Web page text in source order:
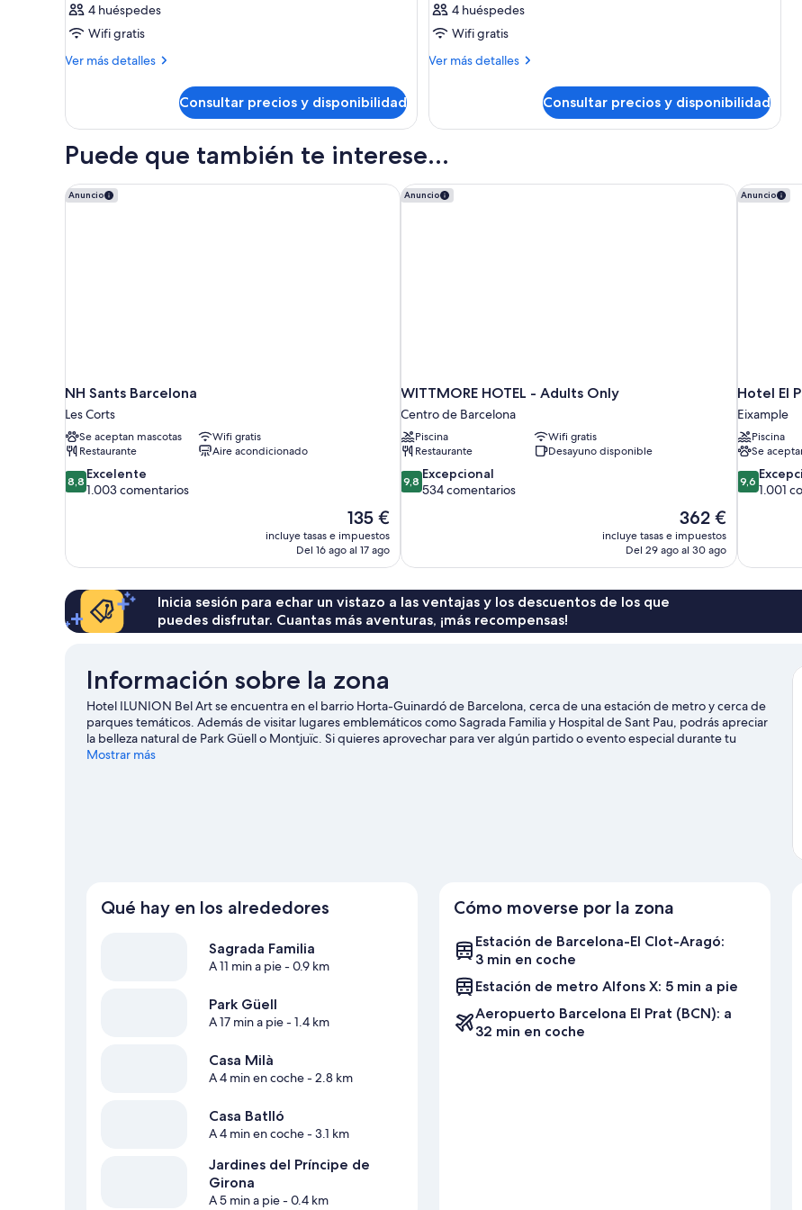
4 huéspedes
Wifi gratis
Ver más detalles
Más
Consultar precios y disponibilidad
4 huéspedes
Wifi gratis
Ver más detalles
Más
Consultar precios y disponibilidad
Puede que también te interese...
Anuncio
NH Sants Barcelona
Les Corts
Se aceptan mascotas
Wifi gratis
Restaurante
Aire acondicionado
8.8
sobre
8,8 Excelente
1.003 comentarios
El
precio
actual
135 €
135 €
incluye tasas e impuestos
Del 16 ago al 17 ago
NH Sants Barcelona Anuncio
WITTMORE HOTEL - Adults Only
Centro de Barcelona
Piscina
Wifi gratis
Restaurante
Desayuno disponible
9.8
sobre
9,8 Excepcional
534 comentarios
El
precio
actual
362 €
362 €
incluye tasas e impuestos
Del 29 ago al 30 ago
WITTMORE HOTEL - Adults Only Anuncio
Hotel El
Eixample
Piscina
Se
9.6
sobre
9,6
1.001
Hotel El
Inicia sesión para echar un vistazo a las ventajas y los descuentos de los que
puedes disfrutar. Cuantas más aventuras, ¡más recompensas!
Información sobre la zona
Hotel ILUNION Bel Art se encuentra en el barrio Horta-Guinardó de Barcelona, cerca de una estación de metro y cerca de
parques temáticos. Además de visitar lugares emblemáticos como Sagrada Familia y Hospital de Sant Pau, podrás apreciar
la belleza natural de Park Güell o Montjuïc. Si quieres aprovechar para ver algún partido o evento especial durante tu
estancia, consulta el calendario de Camp Nou. Los huéspedes destacan lo fácil que es moverse en transporte público
Mostrar más
Qué hay en los alrededores
Sagrada Familia
A 11 min a pie- 0.9 km
Park Güell
A 17 min a pie- 1.4 km
Casa Milà
A 4 min en coche- 2.8 km
Casa Batlló
A 4 min en coche- 3.1 km
Jardines del Príncipe de
Girona
A 5 min a pie- 0.4 km
Cómo moverse por la zona
Estación de Barcelona-El Clot-Aragó:
3 min en coche
Estación de metro Alfons X: 5 min a pie
Aeropuerto Barcelona El Prat (BCN): a
32 min en coche